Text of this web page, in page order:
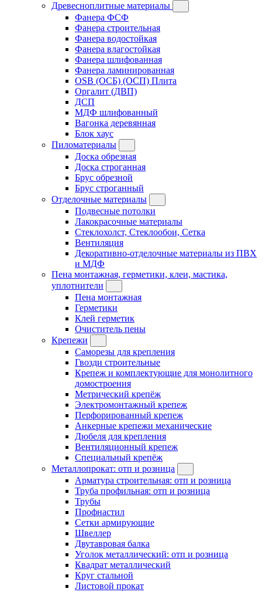
Древесноплитные материалы
Фанера ФСФ
Фанера строительная
Фанера водостойкая
Фанера влагостойкая
Фанера шлифованная
Фанера ламинированная
OSB (ОСБ) (ОСП) Плита
Оргалит (ДВП)
ДСП
МДФ шлифованный
Вагонка деревянная
Блок хаус
Пиломатериалы
Доска обрезная
Доска строганная
Брус обрезной
Брус строганный
Отделочные материалы
Подвесные потолки
Лакокрасочные материалы
Стеклохолст, Стеклообои, Сетка
Вентиляция
Декоративно-отделочные материалы из ПВХ
и МДФ
Пена монтажная, герметики, клеи, мастика,
уплотнители
Пена монтажная
Герметики
Клей герметик
Очиститель пены
Крепежи
Саморезы для крепления
Гвозди строительные
Крепеж и комплектующие для монолитного
домостроения
Метрический крепёж
Электромонтажный крепеж
Перфорированный крепеж
Анкерные крепежи механические
Дюбеля для крепления
Вентиляционный крепеж
Специальный крепёж
Металлопрокат: отп и розница
Арматура строительная: отп и розница
Труба профильная: отп и розница
Трубы
Профнастил
Сетки армирующие
Швеллер
Двутавровая балка
Уголок металлический: отп и розница
Квадрат металлический
Круг стальной
Листовой прокат